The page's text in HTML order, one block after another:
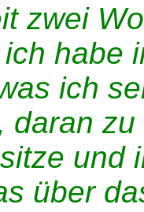
zwei
habe
ich
daran
und
über